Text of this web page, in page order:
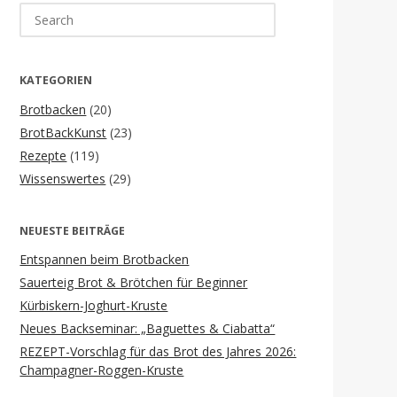
for:
KATEGORIEN
Brotbacken (20)
BrotBackKunst (23)
Rezepte (119)
Wissenswertes (29)
NEUESTE BEITRÄGE
Entspannen beim Brotbacken
Sauerteig Brot & Brötchen für Beginner
Kürbiskern-Joghurt-Kruste
Neues Backseminar: „Baguettes & Ciabatta“
REZEPT-Vorschlag für das Brot des Jahres 2026:
Champagner-Roggen-Kruste